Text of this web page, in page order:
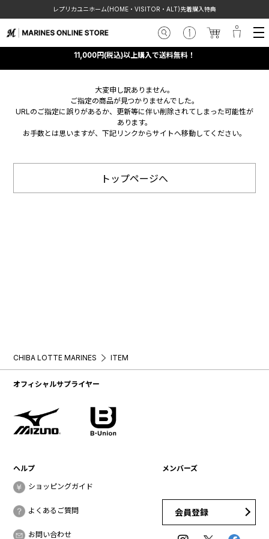
レプリカユニホーム(HOME・VISITOR・ALT)先着購入特典
11,000円(税込)以上購入で送料無料！
大変申し訳ありません。
ご指定の商品が見つかりませんでした。
URLのご指定に誤りがあるか、更新等に伴い削除されてしまった可能性が
あります。
お手数とは思いますが、下記リンクからサイトへ移動してください。
トップページへ
CHIBA LOTTE MARINES ITEM
オフィシャルサプライヤー
ヘルプ
ショッピングガイド
よくあるご質問
お問い合わせ
メンバーズ
会員登録